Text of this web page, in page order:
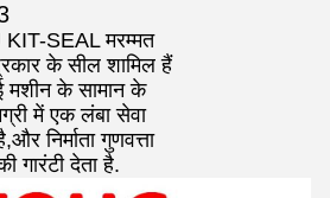
KIT-SEAL मरम्मत
के सील शामिल हैं
मशीन के सामान के
में एक लंबा सेवा
निर्माता गुणवत्ता
गारंटी देता है.